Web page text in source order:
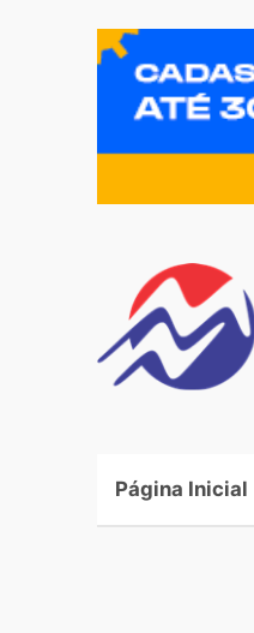
Página Inicial